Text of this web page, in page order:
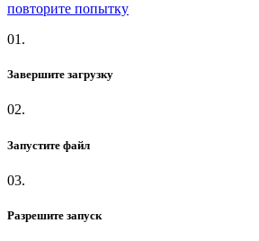
повторите попытку
01.
Завершите загрузку
02.
Запустите файл
03.
Разрешите запуск